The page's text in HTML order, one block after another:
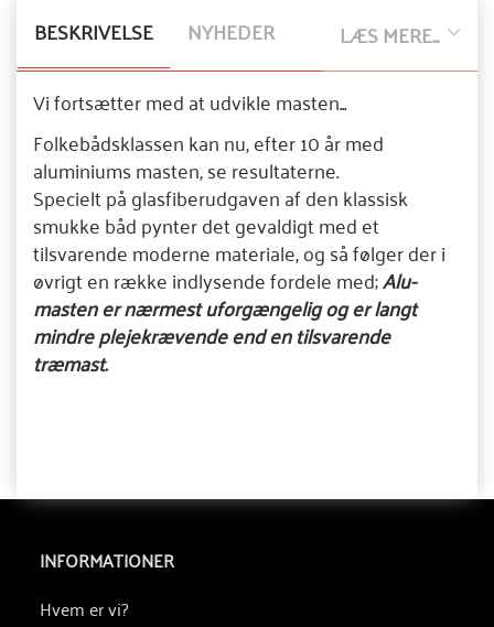
LÆS MERE...
BESKRIVELSE NYHEDER
Vi fortsætter med at udvikle masten...
Folkebådsklassen kan nu, efter 10 år med
aluminiums masten, se resultaterne.
Specielt på glasfiberudgaven af den klassisk
smukke båd pynter det gevaldigt med et
tilsvarende moderne materiale, og så følger der i
øvrigt en række indlysende fordele med;Alu-
masten er nærmest uforgængelig og er langt
mindre plejekrævende end en tilsvarende
træmast.
INFORMATIONER
Hvem er vi?